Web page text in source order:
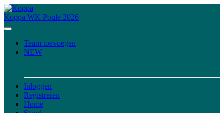
Koppa WK Poule 2026
Team toevoegen
NEW
Inloggen
Registreren
Home